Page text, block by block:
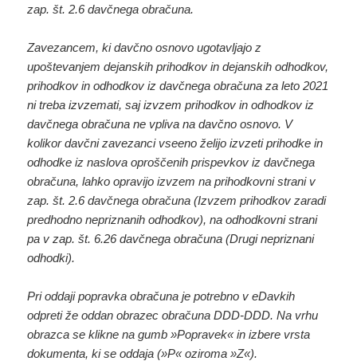
zap. št. 2.6 davčnega obračuna.
Zavezancem, ki davčno osnovo ugotavljajo z
upoštevanjem dejanskih prihodkov in dejanskih odhodkov,
prihodkov in odhodkov iz davčnega obračuna za leto 2021
ni treba izvzemati, saj izvzem prihodkov in odhodkov iz
davčnega obračuna ne vpliva na davčno osnovo. V
kolikor davčni zavezanci vseeno želijo izvzeti prihodke in
odhodke iz naslova oproščenih prispevkov iz davčnega
obračuna, lahko opravijo izvzem na prihodkovni strani v
zap. št. 2.6 davčnega obračuna (Izvzem prihodkov zaradi
predhodno nepriznanih odhodkov), na odhodkovni strani
pa v zap. št. 6.26 davčnega obračuna (Drugi nepriznani
odhodki).
Pri oddaji popravka obračuna je potrebno v eDavkih
odpreti že oddan obrazec obračuna DDD-DDD. Na vrhu
obrazca se klikne na gumb »Popravek« in izbere vrsta
dokumenta, ki se oddaja (»P« oziroma »Z«).